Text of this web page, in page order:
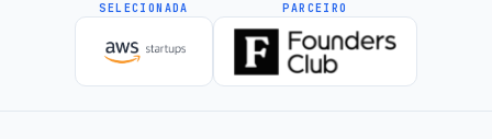
SELECIONADA PARCEIRO